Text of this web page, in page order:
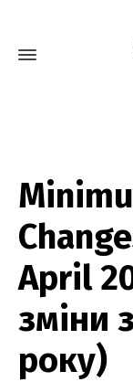
April
зміни
року)